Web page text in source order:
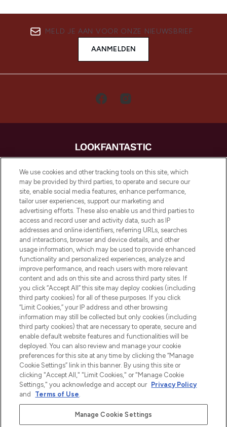
MELD JE AAN VOOR ONZE NIEUWSBRIEF
AANMELDEN
LOOKFANTASTIC is de ultieme online
beautybestemming van Europa, met de
beste huidverzorging, haarproducten en
make-up van meer dan 200 topmerken.
Shop online of via de app, met gratis
verzending vanaf €40.
Cookie-toestemming
Do Not Sell or Share My Personal
Information
HELP & INFORMATIE
BEDRIJFSINFORMATIE
OVER LOOKFANTASTIC
Betaal veilig met
We use cookies and other tracking tools on this site, which
may be provided by third parties, to operate and secure our
site, enable social media features, enhance performance,
tailor user experiences, support our marketing and
advertising efforts. These also enable us and third parties to
access and record user and activity data, such as IP
addresses and online identifiers, referring URLs, searches
and interactions, browser and device details, and other
usage information, which may be used to provide enhanced
functionality and personalized experiences, analyze and
improve performance, and reach users with more relevant
content and ads on this site and across third party sites. If
you click “Accept All” this site may deploy cookies (including
third party cookies) for all of these purposes. If you click
“Limit Cookies,” your IP address and other browsing
information may still be collected but only cookies (including
third party cookies) that are necessary to operate, secure and
enable default website features and functionalities will be
deployed. You can also review and manage your cookie
preferences for this site at any time by clicking the “Manage
Cookie Settings” link in this banner. By using this site or
clicking "Accept All," "Limit Cookies," or "Manage Cookie
Settings," you acknowledge and accept our Privacy Policy
and
Terms of Use.
Manage Cookie Settings